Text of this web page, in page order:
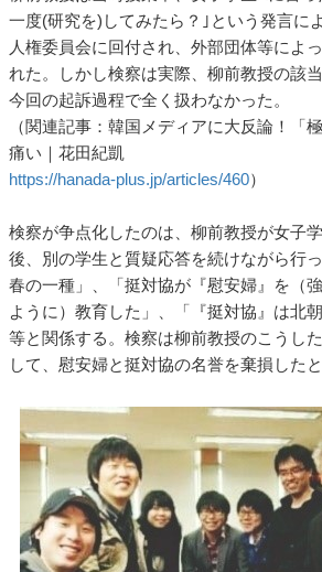
一度(研究を)してみたら？｣という発言に
人権委員会に回付され、外部団体等によ
れた。しかし検察は実際、柳前教授の該
今回の起訴過程で全く扱わなかった。
（関連記事：韓国メディアに大反論！「
痛い｜花田紀凱
https://hanada-plus.jp/articles/460）
検察が争点化したのは、柳前教授が女子
後、別の学生と質疑応答を続けながら行
春の一種」、「挺対協が『慰安婦』を（
ように）教育した」、「『挺対協』は北
等と関係する。検察は柳前教授のこうし
して、慰安婦と挺対協の名誉を棄損した